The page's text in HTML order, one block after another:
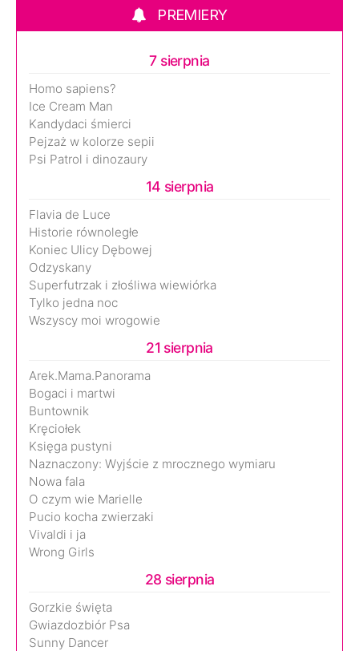
PREMIERY
7 sierpnia
Homo sapiens?
Ice Cream Man
Kandydaci śmierci
Pejzaż w kolorze sepii
Psi Patrol i dinozaury
14 sierpnia
Flavia de Luce
Historie równoległe
Koniec Ulicy Dębowej
Odzyskany
Superfutrzak i złośliwa wiewiórka
Tylko jedna noc
Wszyscy moi wrogowie
21 sierpnia
Arek.Mama.Panorama
Bogaci i martwi
Buntownik
Kręciołek
Księga pustyni
Naznaczony: Wyjście z mrocznego wymiaru
Nowa fala
O czym wie Marielle
Pucio kocha zwierzaki
Vivaldi i ja
Wrong Girls
28 sierpnia
Gorzkie święta
Gwiazdozbiór Psa
Sunny Dancer